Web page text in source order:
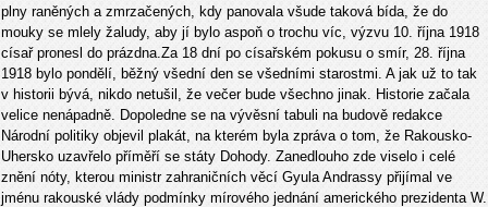
plny raněných a zmrzačených, kdy panovala všude taková bída, že do
mouky se mlely žaludy, aby jí bylo aspoň o trochu víc, výzvu 10. října 1918
císař pronesl do prázdna.Za 18 dní po císařském pokusu o smír, 28. října
1918 bylo pondělí, běžný všední den se všedními starostmi. A jak už to tak
v historii bývá, nikdo netušil, že večer bude všechno jinak. Historie začala
velice nenápadně. Dopoledne se na vývěsní tabuli na budově redakce
Národní politiky objevil plakát, na kterém byla zpráva o tom, že Rakousko-
Uhersko uzavřelo příměří se státy Dohody. Zanedlouho zde viselo i celé
znění nóty, kterou ministr zahraničních věcí Gyula Andrassy přijímal ve
jménu rakouské vlády podmínky mírového jednání amerického prezidenta W.